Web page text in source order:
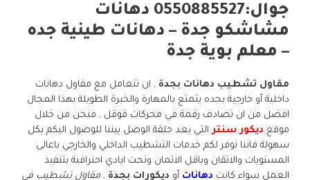
جوال:0550885527 دهانات
مشاشكو جدة – دهانات طينية جده
– معلم بوية جدة
مقاول تشطيب دهانات بجدة , ان تتعامل مع مقاول دهانات
داخلية أو خارجية بجده يتمتع بالمهارة والخبرة الطويلة بهذا المجال
افضل من ان تصادف رقمة في محركات قوقل , فنحن من خلال
موقع ديكور سنتر التي يعد حلقة الوصل بيننا للوصول اليكم بكل
سهولة فاننا نوفر لكم خدمات التشطيب الداخلي والخارجي باعالى
المستويات والاتقان وباقل الاثمان وتحت ايادي احترافية بتنفيذ
العمل سواء كانت دهانات أو ديكورات بجدة ,مقاول تشطيب في